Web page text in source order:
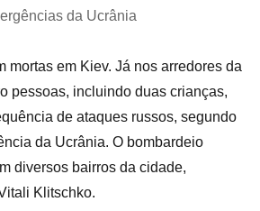
da Ucrânia
mortas em Kiev. Já nos arredores da
pessoas, incluindo duas crianças,
de ataques russos, segundo
da Ucrânia. O bombardeio
diversos bairros da cidade,
Klitschko.